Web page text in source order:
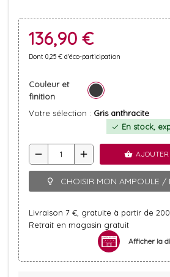
136,90 €
Dont 0,25 € d'éco-participation
Couleur et
finition
Votre sélection : Gris anthracite
check En stock,
remove add shopping_basket
lightbulb_outline CHOISIR MON AMPOULE /
Livraison 7 €, gratuite à partir de
Retrait en magasin gratuit
Afficher la